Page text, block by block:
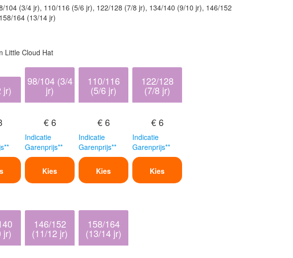
104 (3/4 jr), 110/116 (5/6 jr), 122/128 (7/8 jr), 134/140 (9/10 jr), 146/152
164 (13/14 jr)
Little Cloud Hat
jr)
98/104 (3/4
jr)
€ 6
Indicatie
Garenprijs**
Kies
110/116
(5/6 jr)
€ 6
Indicatie
Garenprijs**
Kies
122/128
(7/8 jr)
€ 6
Indicatie
Garenprijs**
Kies
jr)
146/152
(11/12 jr)
158/164
(13/14 jr)